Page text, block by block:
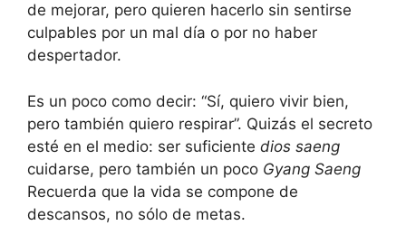
de mejorar, pero quieren hacerlo sin sentirse
culpables por un mal día o por no haber
despertador.
Es un poco como decir: “Sí, quiero vivir bien,
pero también quiero respirar”. Quizás el secreto
esté en el medio: ser suficiente dios saeng
cuidarse, pero también un poco Gyang Saeng
Recuerda que la vida se compone de
descansos, no sólo de metas.